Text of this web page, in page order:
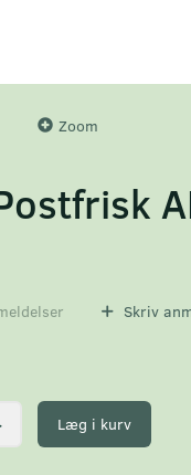
Zoom
Skriv
Læg i kurv